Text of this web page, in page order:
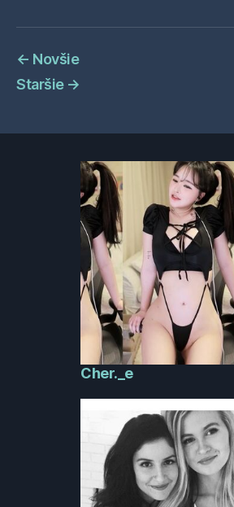
← Novšie
Staršie →
Cher._e